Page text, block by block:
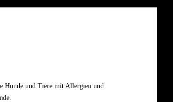
Hunde und Tiere mit Allergien und